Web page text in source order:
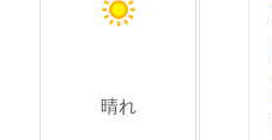
晴れ